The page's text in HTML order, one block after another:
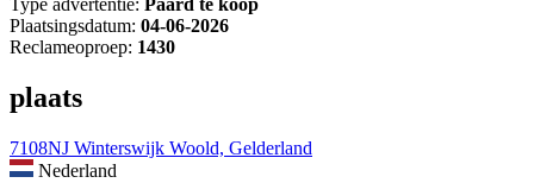
Type advertentie: Paard te koop
Plaatsingsdatum: 04-06-2026
Reclameoproep: 1430
plaats
7108NJ Winterswijk Woold, Gelderland
Nederland